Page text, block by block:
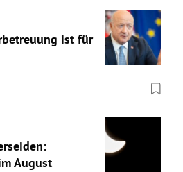
ist für
August